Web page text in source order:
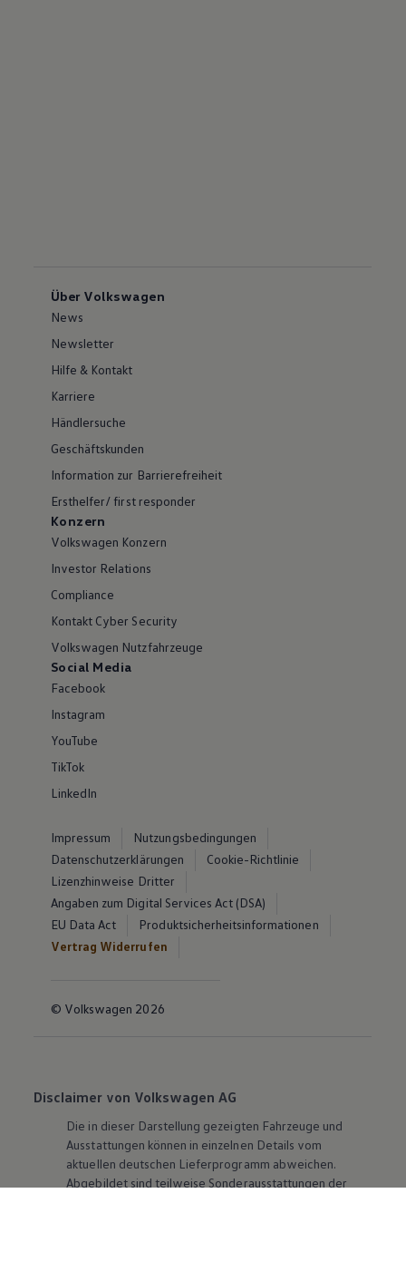
Über Volkswagen
News
Newsletter
Hilfe & Kontakt
Karriere
Händlersuche
Geschäftskunden
Information zur Barrierefreiheit
Ersthelfer/ first responder
Konzern
Volkswagen Konzern
Investor Relations
Compliance
Kontakt Cyber Security
Volkswagen Nutzfahrzeuge
Social Media
Facebook
Instagram
YouTube
TikTok
LinkedIn
Impressum
Nutzungsbedingungen
Datenschutzerklärungen
Cookie-Richtlinie
Lizenzhinweise Dritter
Angaben zum Digital Services Act (DSA)
EU Data Act
Produktsicherheitsinformationen
Vertrag Widerrufen
© Volkswagen 2026
Disclaimer von Volkswagen AG
Die in dieser Darstellung gezeigten Fahrzeuge und
Ausstattungen können in einzelnen Details vom
aktuellen deutschen Lieferprogramm abweichen.
Abgebildet sind teilweise Sonderausstattungen der